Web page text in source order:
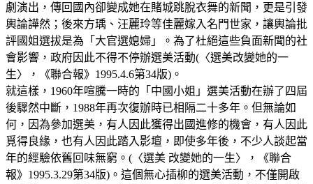
劇演出，傳回國內卻變成她在賭城跳脫衣舞的新聞，更是引發
輿論譁然；後來方瑀、汪麗玲等佳麗嫁入名門世家，讓輿論批
評國姐選拔是為「大官選媳婦」。為了杜絕這些負面新聞的社
會影響，政府因此不得不停辦選美活動(〈選美改變她的一
生〉，《聯合報》1995.4.6第34版)。
就這樣，1960年喧騰一時的「中國小姐」選美活動在辦了四屆
後驟然中斷，1988年再次復辦時已相隔二十多年。但無論如
何，因為參加選美，有人因此獲得出國進修的機會，有人因此
覓得良緣，也有人因此踏入影壇，即使多年後，不少人談起當
年的經驗依舊回味無窮。(〈選美 改變她的一生〉，《聯合
報》1995.3.29第34版)。這個無心插柳的選美活動，不僅開啟